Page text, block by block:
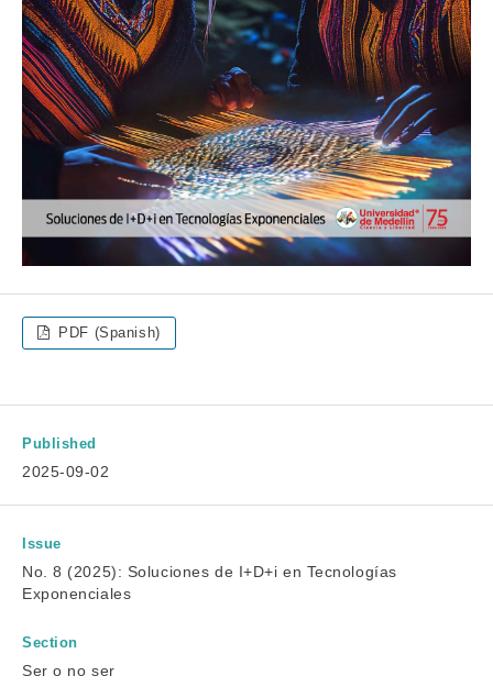
PDF (Spanish)
Published
2025-09-02
Issue
No. 8 (2025): Soluciones de I+D+i en Tecnologías
Exponenciales
Section
Ser o no ser